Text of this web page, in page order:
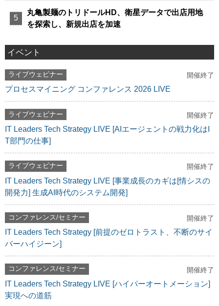
丸亀製麺のトリドールHD、衛星データで出店用地
を探索し、新規出店を加速
イベント
ライブウェビナー 開催終了
プロセスマイニング コンファレンス 2026 LIVE
ライブウェビナー 開催終了
IT Leaders Tech Strategy LIVE [AIエージェントの戦力化はI
T部門の仕事]
ライブウェビナー 開催終了
IT Leaders Tech Strategy LIVE [事業成長のカギは[情シスの
開発力] 生成AI時代のシステム開発]
コンファレンス/セミナー 開催終了
IT Leaders Tech Strategy [前提のゼロトラスト、不断のサイ
バーハイジーン]
コンファレンス/セミナー 開催終了
IT Leaders Tech Strategy LIVE [ハイパーオートメーション]
実現への道筋